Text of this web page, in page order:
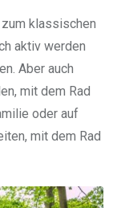
klassischen
aktiv werden
Aber auch
mit dem Rad
oder auf
mit dem Rad